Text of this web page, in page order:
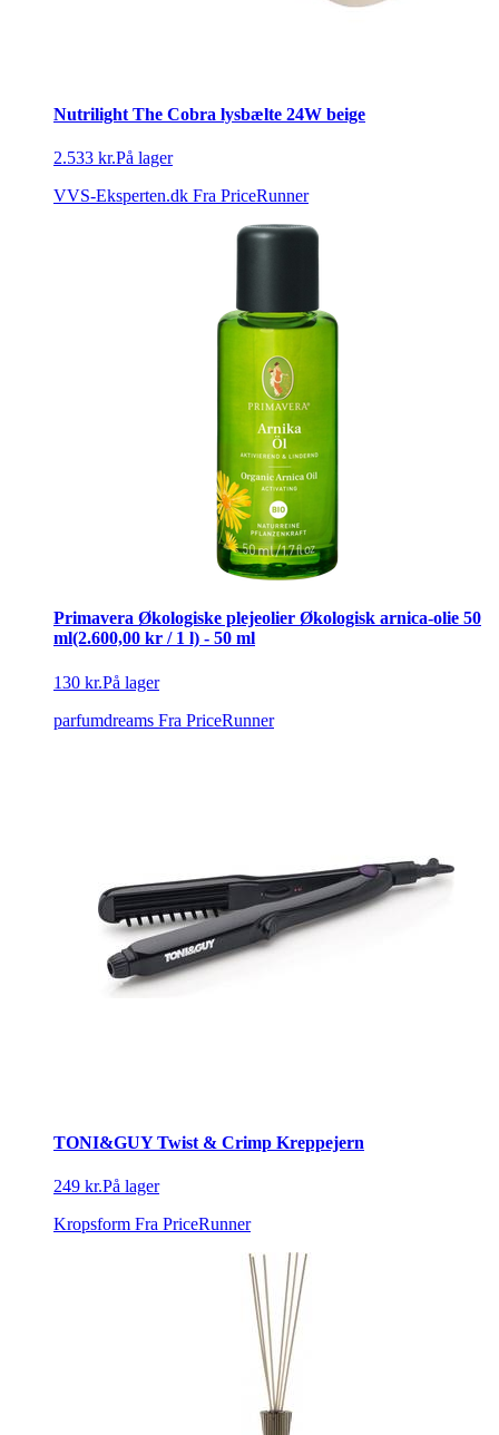
Nutrilight The Cobra lysbælte 24W beige
2.533 kr.På lager
VVS-Eksperten.dk Fra PriceRunner
Primavera Økologiske plejeolier Økologisk arnica-olie 50
ml(2.600,00 kr / 1 l) - 50 ml
130 kr.På lager
parfumdreams Fra PriceRunner
TONI&GUY Twist & Crimp Kreppejern
249 kr.På lager
Kropsform Fra PriceRunner